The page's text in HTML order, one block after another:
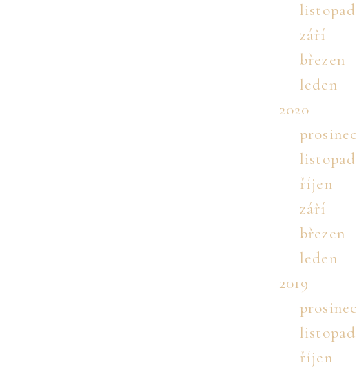
listopad
září
březen
leden
2020
prosinec
listopad
říjen
září
březen
leden
2019
prosinec
listopad
říjen